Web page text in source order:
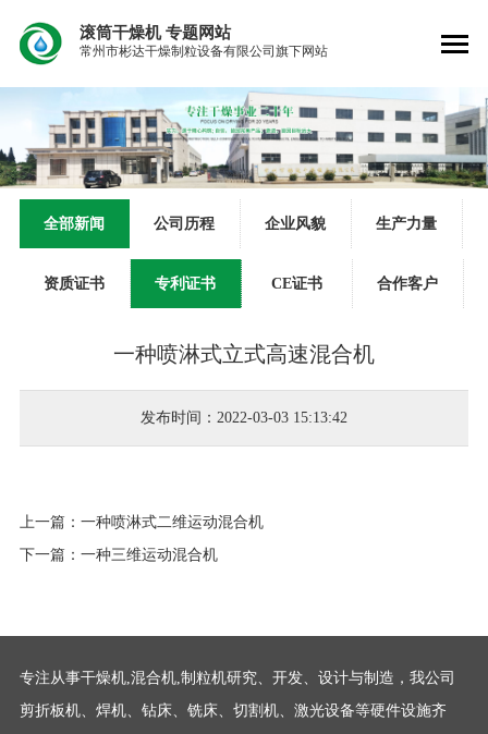
滚筒干燥机专题网站
常州市彬达干燥制粒设备有限公司旗下网站
全部新闻 公司历程 企业风貌 生产力量
资质证书 专利证书 CE证书 合作客户
一种喷淋式立式高速混合机
发布时间：2022-03-03 15:13:42
上一篇： 一种喷淋式二维运动混合机
下一篇： 一种三维运动混合机
专注从事干燥机,混合机,制粒机研究、开发、设计与制造，我公司
剪折板机、焊机、钻床、铣床、切割机、激光设备等硬件设施齐